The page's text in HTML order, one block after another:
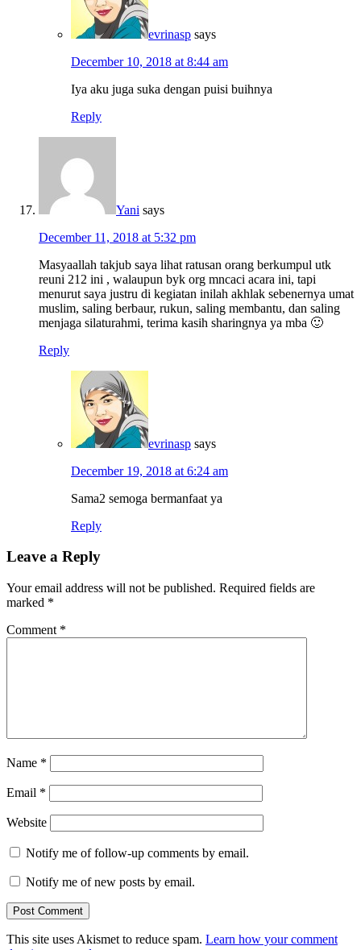
evrinasp says
December 10, 2018 at 8:44 am
Iya aku juga suka dengan puisi buihnya
Reply
Yani says
December 11, 2018 at 5:32 pm
Masyaallah takjub saya lihat ratusan orang berkumpul utk
reuni 212 ini , walaupun byk org mncaci acara ini, tapi
menurut saya justru di kegiatan inilah akhlak sebenernya umat
muslim, saling berbaur, rukun, saling membantu, dan saling
menjaga silaturahmi, terima kasih sharingnya ya mba 🙂
Reply
evrinasp says
December 19, 2018 at 6:24 am
Sama2 semoga bermanfaat ya
Reply
Leave a Reply
Your email address will not be published. Required fields are
marked *
Comment *
Name *
Email *
Website
Notify me of follow-up comments by email.
Notify me of new posts by email.
This site uses Akismet to reduce spam. Learn how your comment